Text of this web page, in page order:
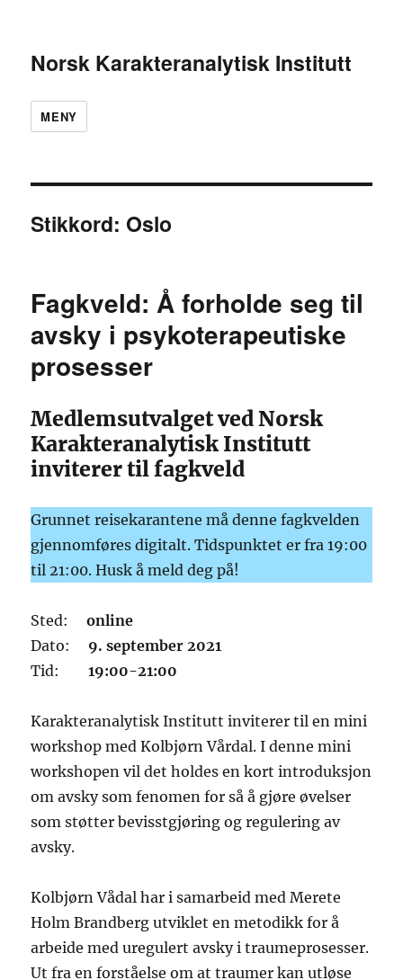
Norsk Karakteranalytisk Institutt
MENY
Stikkord: Oslo
Fagkveld: Å forholde seg til
avsky i psykoterapeutiske
prosesser
Medlemsutvalget ved Norsk
Karakteranalytisk Institutt
inviterer til fagkveld
Grunnet reisekarantene må denne fagkvelden
gjennomføres digitalt. Tidspunktet er fra 19:00
til 21:00. Husk å meld deg på!
Sted:online
Dato: 9. september 2021
Tid:19:00-21:00
Karakteranalytisk Institutt inviterer til en mini
workshop med Kolbjørn Vårdal. I denne mini
workshopen vil det holdes en kort introduksjon
om avsky som fenomen for så å gjøre øvelser
som støtter bevisstgjøring og regulering av
avsky.
Kolbjørn Vådal har i samarbeid med Merete
Holm Brandberg utviklet en metodikk for å
arbeide med uregulert avsky i traumeprosesser.
Ut fra en forståelse om at traumer kan utløse